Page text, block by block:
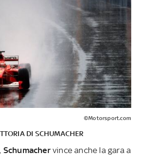
©Motorsport.com
DI SCHUMACHER
Schumachervince anche la gara a